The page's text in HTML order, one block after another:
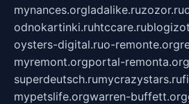
mynances.orgladalike.ruzozor.ru
odnokartinki.ruhtccare.ru
oysters-digital.ruo-remonte.org
myremont.orgportal-remonta.org
superdeutsch.rumycrazystars.ru
mypetslife.orgwarren-buffett.org